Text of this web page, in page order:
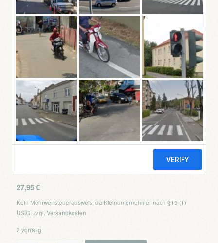
Blume des Lebens
Individuell – Kirsche
27,95€
Kein Mehrwertsteuerausweis, da Kleinunternehmer nach §19 (1)
UStG. zzgl. Versandkosten
2 vorrätig